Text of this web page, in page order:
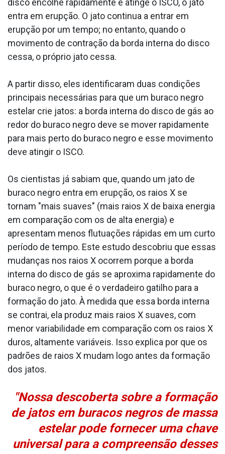
disco encolhe rapidamente e atinge o ISCO, o jato
entra em erupção. O jato continua a entrar em
erupção por um tempo; no entanto, quando o
movimento de contração da borda interna do disco
cessa, o próprio jato cessa.
A partir disso, eles identificaram duas condições
principais necessárias para que um buraco negro
estelar crie jatos: a borda interna do disco de gás ao
redor do buraco negro deve se mover rapidamente
para mais perto do buraco negro e esse movimento
deve atingir o ISCO.
Os cientistas já sabiam que, quando um jato de
buraco negro entra em erupção, os raios X se
tornam "mais suaves" (mais raios X de baixa energia
em comparação com os de alta energia) e
apresentam menos flutuações rápidas em um curto
período de tempo. Este estudo descobriu que essas
mudanças nos raios X ocorrem porque a borda
interna do disco de gás se aproxima rapidamente do
buraco negro, o que é o verdadeiro gatilho para a
formação do jato. À medida que essa borda interna
se contrai, ela produz mais raios X suaves, com
menor variabilidade em comparação com os raios X
duros, altamente variáveis. Isso explica por que os
padrões de raios X mudam logo antes da formação
dos jatos.
"Nossa descoberta sobre a formação
de jatos em buracos negros de massa
estelar pode fornecer uma chave
universal para a compreensão desses